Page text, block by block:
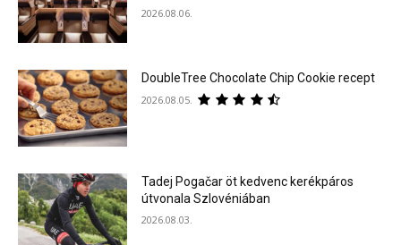
2026.08.06.
DoubleTree Chocolate Chip Cookie recept
2026.08.05.
Tadej Pogačar öt kedvenc kerékpáros
útvonala Szlovéniában
2026.08.03.